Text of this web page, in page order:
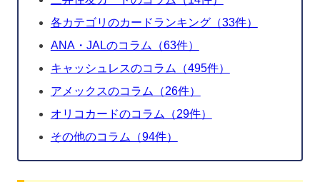
各カテゴリのカードランキング（33件）
ANA・JALのコラム（63件）
キャッシュレスのコラム（495件）
アメックスのコラム（26件）
オリコカードのコラム（29件）
その他のコラム（94件）